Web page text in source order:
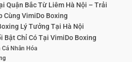
Quận Bắc Từ Liêm Hà Nội – Trải
Cùng VimiDo Boxing
Lý Tưởng Tại Hà Nội
Bật Chỉ Có Tại VimiDo Boxing
Nhân Hóa